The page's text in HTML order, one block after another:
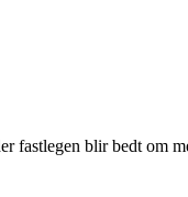
fastlegen blir bedt om